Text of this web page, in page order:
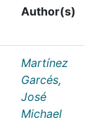
Author(s)
Martínez
Garcés,
José
Michael